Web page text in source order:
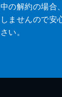
中の解約の場合
しませんので安
さい。